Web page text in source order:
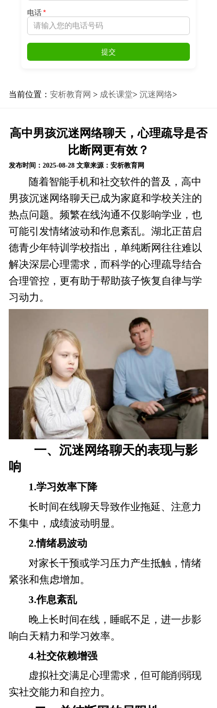
电话*
提交
当前位置： 安析教育网 > 成长课堂> 沉迷网络>
高中男孩沉迷网络聊天，心理疏导是否
比断网更有效？
发布时间：2025-08-28 文章来源：安析教育网
随着智能手机和社交软件的普及，高中
男孩沉迷网络聊天已成为家庭和学校关注的
热点问题。频繁在线沟通不仅影响学业，也
可能引发情绪波动和作息紊乱。湖北正苗启
德青少年特训学校指出，单纯断网往往难以
解决深层心理需求，而科学的心理疏导结合
合理管控，更有助于帮助孩子恢复自律与学
习动力。
一、沉迷网络聊天的表现与影
响
1.学习效率下降
长时间在线聊天导致作业拖延、注意力
不集中，成绩波动明显。
2.情绪易波动
对家长干预或学习压力产生抵触，情绪
紧张和焦虑增加。
3.作息紊乱
晚上长时间在线，睡眠不足，进一步影
响白天精力和学习效率。
4.社交依赖增强
虚拟社交满足心理需求，但可能削弱现
实社交能力和自控力。